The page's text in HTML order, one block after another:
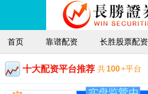
首页 靠谱配资 长胜股票配资
十大配资平台推荐 共100+平台